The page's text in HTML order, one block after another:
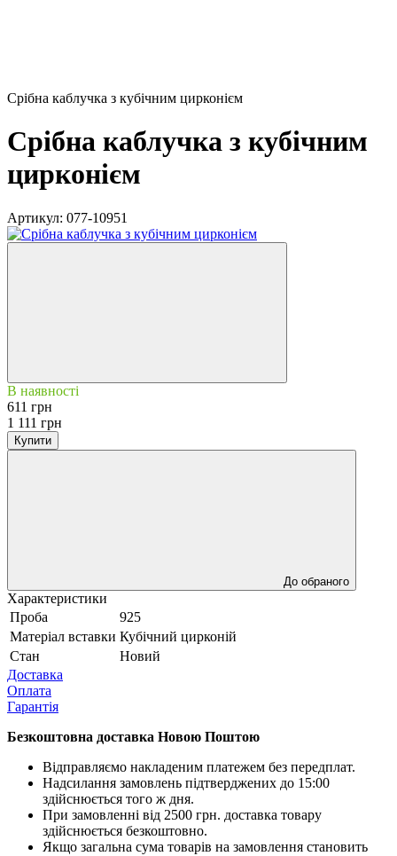
Срібна каблучка з кубічним цирконієм
Срібна каблучка з кубічним
цирконієм
Артикул: 077-10951
В наявності
611 грн
1 111 грн
Купити
До обраного
Характеристики
Проба
925
Матеріал вставки Кубічний цирконій
Стан
Новий
Доставка
Оплата
Гарантія
Безкоштовна доставка Новою Поштою
Відправляємо накладеним платежем без передплат.
Надсилання замовлень підтверджених до 15:00
здійснюється того ж дня.
При замовленні від 2500 грн. доставка товару
здійснюється безкоштовно.
Якщо загальна сума товарів на замовлення становить